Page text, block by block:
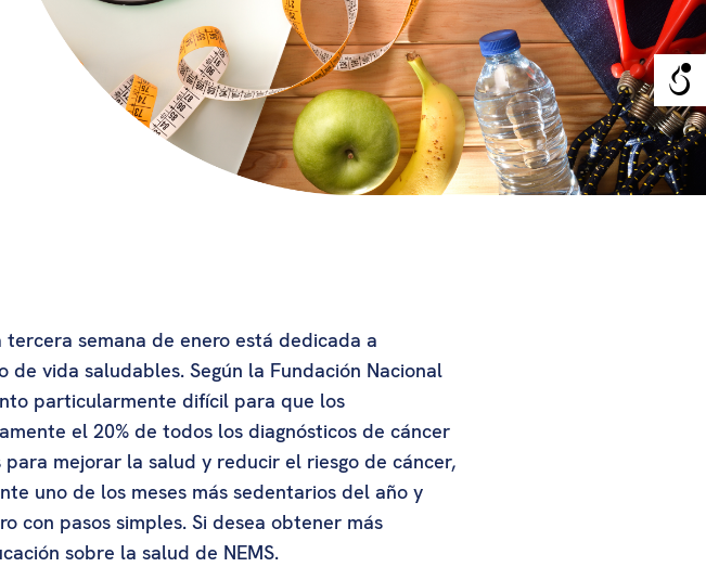
tercera semana de enero está dedicada a
vida saludables. Según la Fundación Nacional
particularmente difícil para que los
el 20% de todos los diagnósticos de cáncer
mejorar la salud y reducir el riesgo de cáncer,
uno de los meses más sedentarios del año y
con pasos simples. Si desea obtener más
sobre la salud de NEMS.